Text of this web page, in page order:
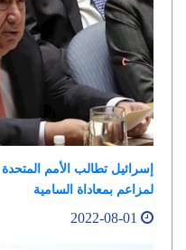
إسرائيل تطالب الأمم
لمزاعم بمعاداة السامية